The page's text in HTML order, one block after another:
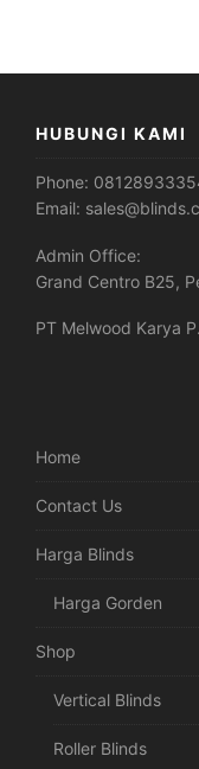
HUBUNGI KAMI
Phone:
Email:
Admin Office:
Grand Centro B25,
PT Melwood Karya P.
Home
Contact Us
Harga Blinds
Harga Gorden
Shop
Vertical Blinds
Roller Blinds